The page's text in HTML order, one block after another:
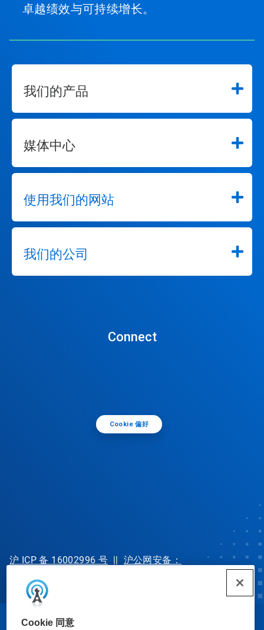
Cookie 同意
卓越绩效与可持续增长。
我们的产品
媒体中心
使用我们的网站
我们的公司
Connect
Cookie 偏好
沪 ICP 备 16002996 号 || 沪公网安备：
31010702002902 号